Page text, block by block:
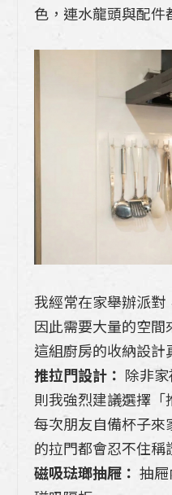
挑選廚房壁板的五
日式廚具Takara廚
技巧(吊櫃篇)
【日本Takara 琺
瑯廚具好用嗎?會
Takara廚具一字型
五個提升辦公室效
技巧
【六招幫助您搶救
康舒適的居家環境
三個指南把「北歐
色，連水龍頭與配件
我經常在家舉辦派對
因此需要大量的空
這組廚房的收納設計
推拉門設計： 除非
則我強烈建議選擇「
每次朋友自備杯子來
的拉門都會忍不住稱
磁吸琺瑯抽屜： 抽